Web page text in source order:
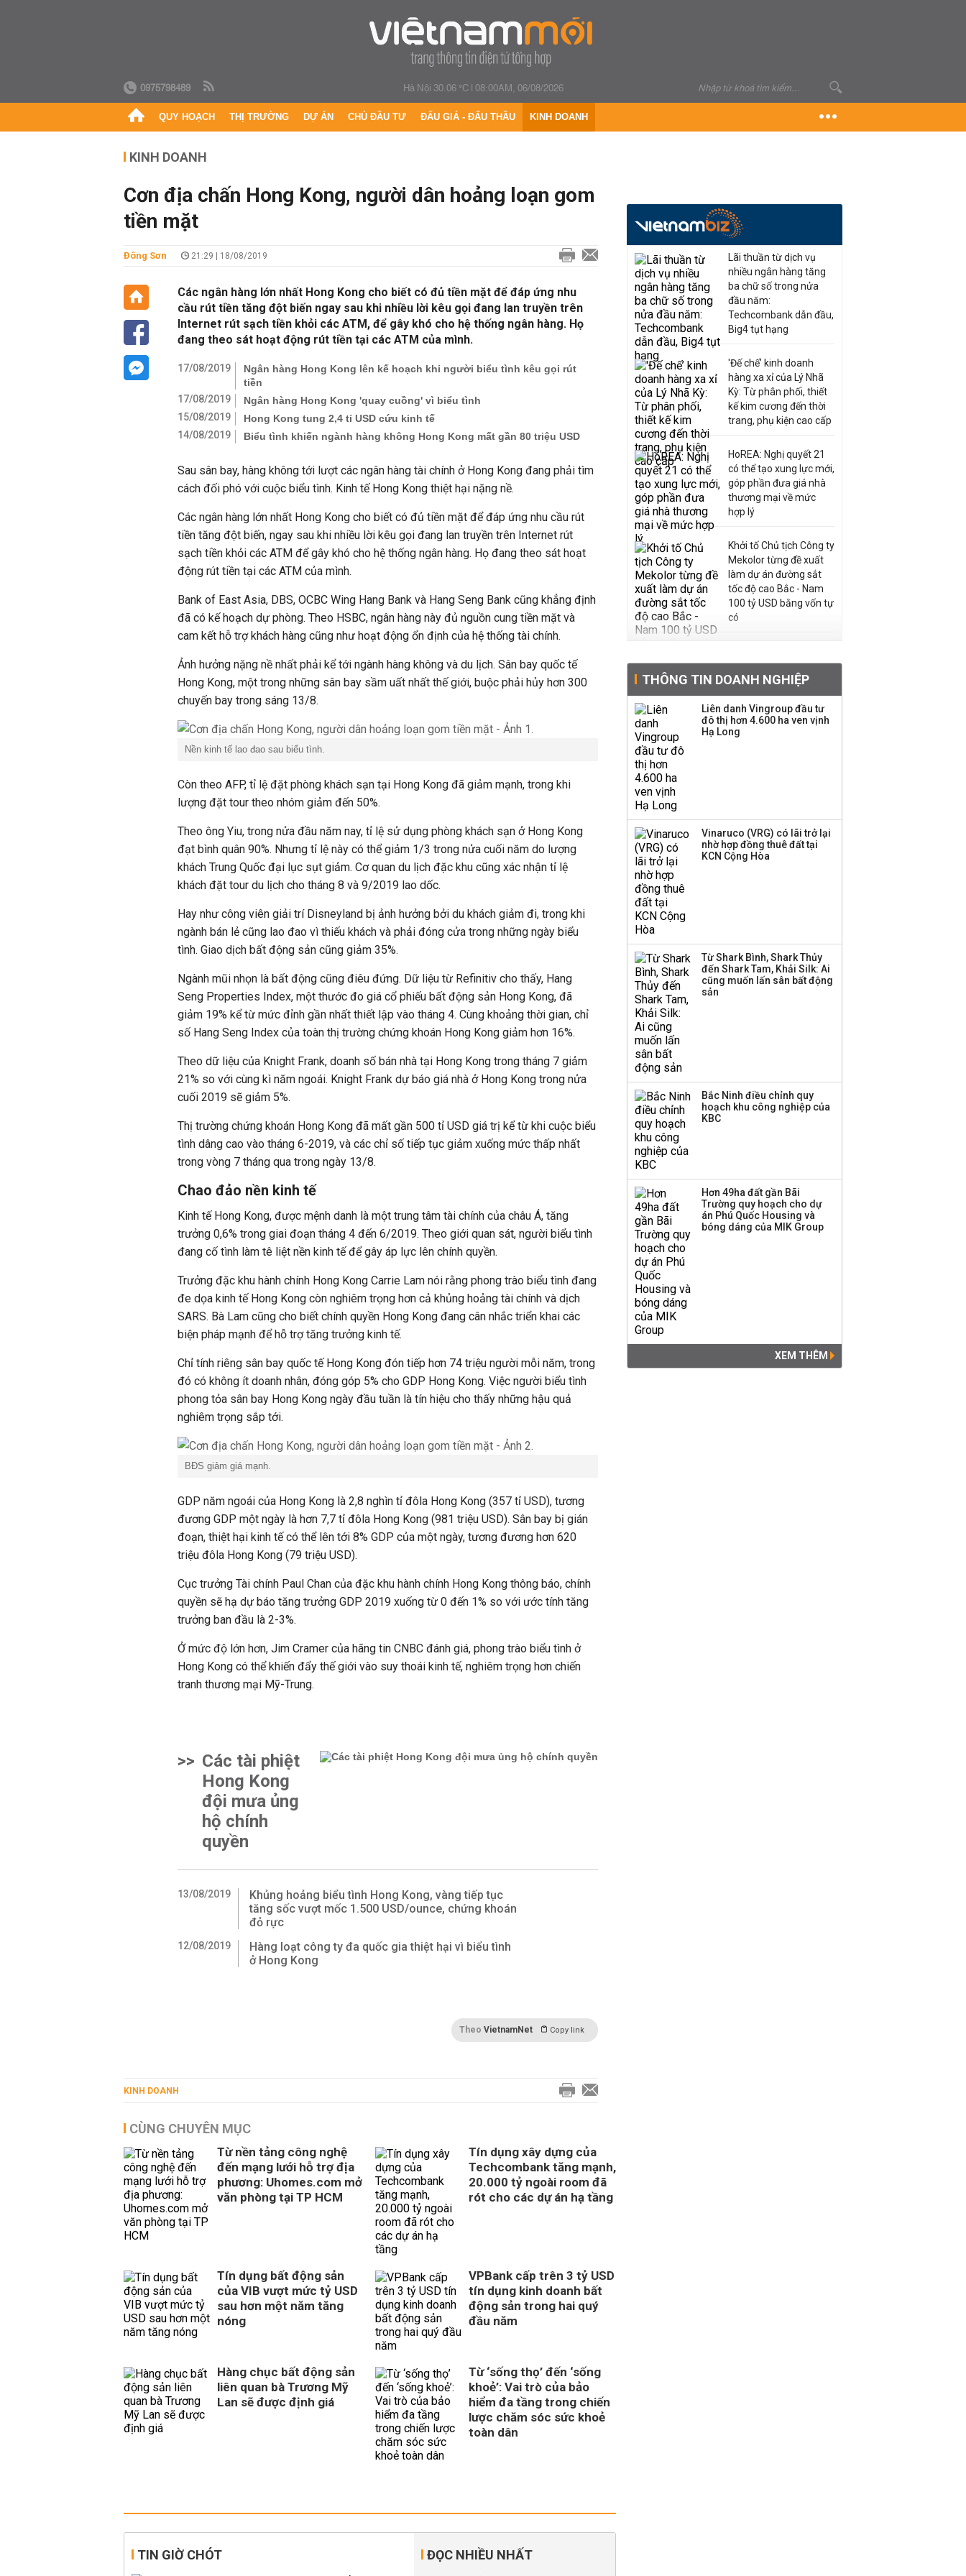
0975798489 Hà Nội 30.06 °C|08:00AM, 06/08/2026
QUY HOẠCH THỊ TRƯỜNG DỰ ÁN CHỦ ĐẦU TƯ ĐẤU GIÁ - ĐẤU THẦU KINH DOANH
KINH DOANH
Cơn địa chấn Hong Kong, người dân hoảng loạn gom
tiền mặt
Đông Sơn 21:29 | 18/08/2019
Các ngân hàng lớn nhất Hong Kong cho biết có đủ tiền mặt để đáp ứng nhu
cầu rút tiền tăng đột biến ngay sau khi nhiều lời kêu gọi đang lan truyền trên
Internet rút sạch tiền khỏi các ATM, để gây khó cho hệ thống ngân hàng. Họ
đang theo sát hoạt động rút tiền tại các ATM của mình.
17/08/2019
Ngân hàng Hong Kong lên kế hoạch khi người biểu tình kêu gọi rút
tiền
17/08/2019
Ngân hàng Hong Kong 'quay cuồng' vì biểu tình
15/08/2019
Hong Kong tung 2,4 tỉ USD cứu kinh tế
14/08/2019
Biểu tình khiến ngành hàng không Hong Kong mất gần 80 triệu USD
Sau sân bay, hàng không tới lượt các ngân hàng tài chính ở Hong Kong đang phải tìm
cách đối phó với cuộc biểu tình. Kinh tế Hong Kong thiệt hại nặng nề.
Các ngân hàng lớn nhất Hong Kong cho biết có đủ tiền mặt để đáp ứng nhu cầu rút
tiền tăng đột biến, ngay sau khi nhiều lời kêu gọi đang lan truyền trên Internet rút
sạch tiền khỏi các ATM để gây khó cho hệ thống ngân hàng. Họ đang theo sát hoạt
động rút tiền tại các ATM của mình.
Bank of East Asia, DBS, OCBC Wing Hang Bank và Hang Seng Bank cũng khẳng định
đã có kế hoạch dự phòng. Theo HSBC, ngân hàng này đủ nguồn cung tiền mặt và
cam kết hỗ trợ khách hàng cũng như hoạt động ổn định của hệ thống tài chính.
Ảnh hưởng nặng nề nhất phải kể tới ngành hàng không và du lịch. Sân bay quốc tế
Hong Kong, một trong những sân bay sầm uất nhất thế giới, buộc phải hủy hơn 300
chuyến bay trong sáng 13/8.
Nền kinh tế lao đao sau biểu tình.
Còn theo AFP, tỉ lệ đặt phòng khách sạn tại Hong Kong đã giảm mạnh, trong khi
lượng đặt tour theo nhóm giảm đến 50%.
Theo ông Yiu, trong nửa đầu năm nay, tỉ lệ sử dụng phòng khách sạn ở Hong Kong
đạt bình quân 90%. Nhưng tỉ lệ này có thể giảm 1/3 trong nửa cuối năm do lượng
khách Trung Quốc đại lục sụt giảm. Cơ quan du lịch đặc khu cũng xác nhận tỉ lệ
khách đặt tour du lịch cho tháng 8 và 9/2019 lao dốc.
Hay như công viên giải trí Disneyland bị ảnh hưởng bởi du khách giảm đi, trong khi
ngành bán lẻ cũng lao đao vì thiếu khách và phải đóng cửa trong những ngày biểu
tình. Giao dịch bất động sản cũng giảm 35%.
Ngành mũi nhọn là bất động cũng điêu đứng. Dữ liệu từ Refinitiv cho thấy, Hang
Seng Properties Index, một thước đo giá cổ phiếu bất động sản Hong Kong, đã
giảm 19% kể từ mức đỉnh gần nhất thiết lập vào tháng 4. Cùng khoảng thời gian, chỉ
số Hang Seng Index của toàn thị trường chứng khoán Hong Kong giảm hơn 16%.
Theo dữ liệu của Knight Frank, doanh số bán nhà tại Hong Kong trong tháng 7 giảm
21% so với cùng kì năm ngoái. Knight Frank dự báo giá nhà ở Hong Kong trong nửa
cuối 2019 sẽ giảm 5%.
Thị trường chứng khoán Hong Kong đã mất gần 500 tỉ USD giá trị kể từ khi cuộc biểu
tình dâng cao vào tháng 6-2019, và các chỉ số tiếp tục giảm xuống mức thấp nhất
trong vòng 7 tháng qua trong ngày 13/8.
Chao đảo nền kinh tế
Kinh tế Hong Kong, được mệnh danh là một trung tâm tài chính của châu Á, tăng
trưởng 0,6% trong giai đoạn tháng 4 đến 6/2019. Theo giới quan sát, người biểu tình
đang cố tình làm tê liệt nền kinh tế để gây áp lực lên chính quyền.
Trưởng đặc khu hành chính Hong Kong Carrie Lam nói rằng phong trào biểu tình đang
đe dọa kinh tế Hong Kong còn nghiêm trọng hơn cả khủng hoảng tài chính và dịch
SARS. Bà Lam cũng cho biết chính quyền Hong Kong đang cân nhắc triển khai các
biện pháp mạnh để hỗ trợ tăng trưởng kinh tế.
Chỉ tính riêng sân bay quốc tế Hong Kong đón tiếp hơn 74 triệu người mỗi năm, trong
đó có không ít doanh nhân, đóng góp 5% cho GDP Hong Kong. Việc người biểu tình
phong tỏa sân bay Hong Kong ngày đầu tuần là tín hiệu cho thấy những hậu quả
nghiêm trọng sắp tới.
BĐS giảm giá mạnh.
GDP năm ngoái của Hong Kong là 2,8 nghìn tỉ đôla Hong Kong (357 tỉ USD), tương
đương GDP một ngày là hơn 7,7 tỉ đôla Hong Kong (981 triệu USD). Sân bay bị gián
đoạn, thiệt hại kinh tế có thể lên tới 8% GDP của một ngày, tương đương hơn 620
triệu đôla Hong Kong (79 triệu USD).
Cục trưởng Tài chính Paul Chan của đặc khu hành chính Hong Kong thông báo, chính
quyền sẽ hạ dự báo tăng trưởng GDP 2019 xuống từ 0 đến 1% so với ước tính tăng
trưởng ban đầu là 2-3%.
Ở mức độ lớn hơn, Jim Cramer của hãng tin CNBC đánh giá, phong trào biểu tình ở
Hong Kong có thể khiến đẩy thế giới vào suy thoái kinh tế, nghiêm trọng hơn chiến
tranh thương mại Mỹ-Trung.
>> Các tài phiệt
Hong Kong
đội mưa ủng
hộ chính
quyền
13/08/2019
Khủng hoảng biểu tình Hong Kong, vàng tiếp tục
tăng sốc vượt mốc 1.500 USD/ounce, chứng khoán
đỏ rực
12/08/2019
Hàng loạt công ty đa quốc gia thiệt hại vì biểu tình
ở Hong Kong
Theo VietnamNet Copy link
KINH DOANH
CÙNG CHUYÊN MỤC
Từ nền tảng công nghệ
đến mạng lưới hỗ trợ địa
phương: Uhomes.com mở
văn phòng tại TP HCM
Tín dụng xây dựng của
Techcombank tăng mạnh,
20.000 tỷ ngoài room đã
rót cho các dự án hạ tầng
Tín dụng bất động sản
của VIB vượt mức tỷ USD
sau hơn một năm tăng
nóng
VPBank cấp trên 3 tỷ USD
tín dụng kinh doanh bất
động sản trong hai quý
đầu năm
Hàng chục bất động sản
liên quan bà Trương Mỹ
Lan sẽ được định giá
Từ ‘sống thọ’ đến ‘sống
khoẻ’: Vai trò của bảo
hiểm đa tầng trong chiến
lược chăm sóc sức khoẻ
toàn dân
TIN GIỜ CHÓT ĐỌC NHIỀU NHẤT
Lãi thuần từ dịch vụ
nhiều ngân hàng tăng
ba chữ số trong nửa
đầu năm:
Techcombank dẫn đầu,
Big4 tụt hạng
'Đế chế’ kinh doanh
hàng xa xỉ của Lý Nhã
Kỳ: Từ phân phối, thiết
kế kim cương đến thời
trang, phụ kiện cao cấp
HoREA: Nghị quyết 21
có thể tạo xung lực mới,
góp phần đưa giá nhà
thương mại về mức
hợp lý
Khởi tố Chủ tịch Công ty
Mekolor từng đề xuất
làm dự án đường sắt
tốc độ cao Bắc - Nam
100 tỷ USD bằng vốn tự
có
thường, dự kiến điều
chỉnh kế hoạch kinh
doanh 2026
Kinh Bắc dự kiến cho
drone và trừng phạt
doanh nghiệp Mỹ
Sacombank phát hành
ba đợt trái phiếu thu về
THÔNG TIN DOANH NGHIỆP
Liên danh Vingroup đầu tư
đô thị hơn 4.600 ha ven vịnh
Hạ Long
Vinaruco (VRG) có lãi trở lại
nhờ hợp đồng thuê đất tại
KCN Cộng Hòa
Từ Shark Bình, Shark Thủy
đến Shark Tam, Khải Silk: Ai
cũng muốn lấn sân bất động
sản
Bắc Ninh điều chỉnh quy
hoạch khu công nghiệp của
KBC
Hơn 49ha đất gần Bãi
Trường quy hoạch cho dự
án Phú Quốc Housing và
bóng dáng của MIK Group
XEM THÊM